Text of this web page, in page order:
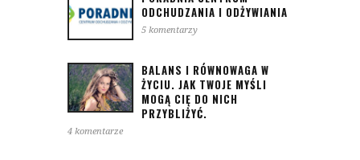
ODCHUDZANIA I ODŻYWIANIA
5 komentarzy
BALANS I RÓWNOWAGA W
ŻYCIU. JAK TWOJE MYŚLI
MOGĄ CIĘ DO NICH
PRZYBLIŻYĆ.
4 komentarze